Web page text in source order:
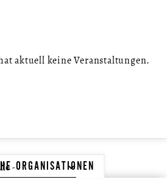
aktuell keine Veranstaltungen.
ORGANISATIONEN